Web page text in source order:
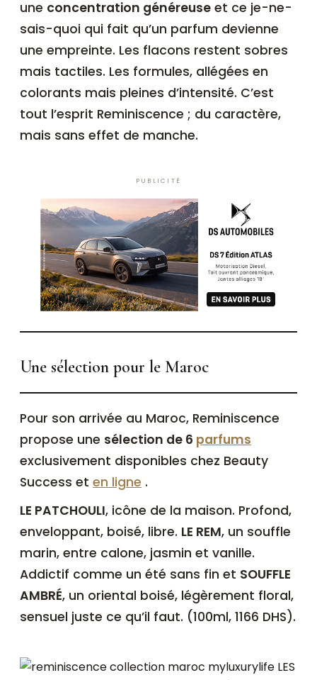
une concentration généreuse et ce je-ne-
sais-quoi qui fait qu’un parfum devienne
une empreinte. Les flacons restent sobres
mais tactiles. Les formules, allégées en
colorants mais pleines d’intensité. C’est
tout l’esprit Reminiscence ; du caractère,
mais sans effet de manche.
PUBLICITÉ
Une sélection pour le Maroc
Pour son arrivée au Maroc, Reminiscence
propose une sélection de 6 parfums
exclusivement disponibles chez Beauty
Success eten ligne .
LE PATCHOULI, icône de la maison. Profond,
enveloppant, boisé, libre. LE REM, un souffle
marin, entre calone, jasmin et vanille.
Addictif comme un été sans fin et SOUFFLE
AMBRÉ, un oriental boisé, légèrement floral,
sensuel juste ce qu’il faut. (100ml, 1166 DHS).